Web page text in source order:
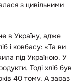
з цивільними
в Україну, адже
і ковбасу: «Та ви
під Україною. У
Тоді хліб був
40 тому. А зараз